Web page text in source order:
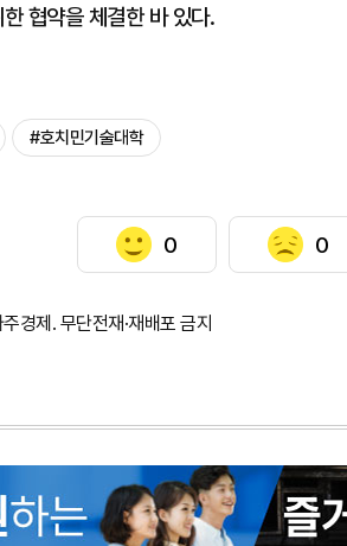
협약을 체결한 바 있다.
#호치민기술대학
0 0
경제. 무단전재·재배포 금지